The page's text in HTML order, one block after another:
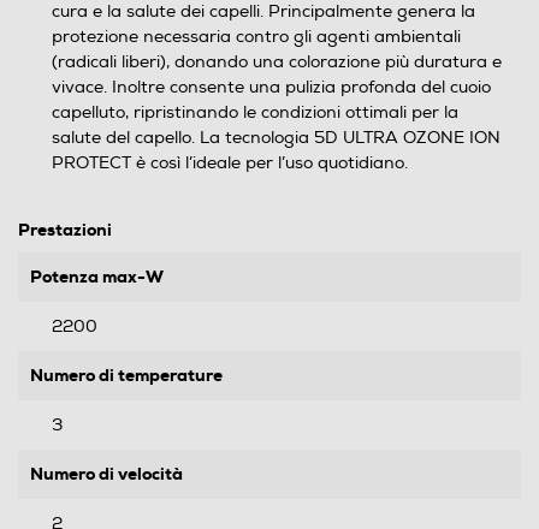
cura e la salute dei capelli. Principalmente genera la
protezione necessaria contro gli agenti ambientali
(radicali liberi), donando una colorazione più duratura e
vivace. Inoltre consente una pulizia profonda del cuoio
capelluto, ripristinando le condizioni ottimali per la
salute del capello. La tecnologia 5D ULTRA OZONE ION
PROTECT è così l’ideale per l’uso quotidiano.
Prestazioni
Potenza max-W
2200
Numero di temperature
3
Numero di velocità
2